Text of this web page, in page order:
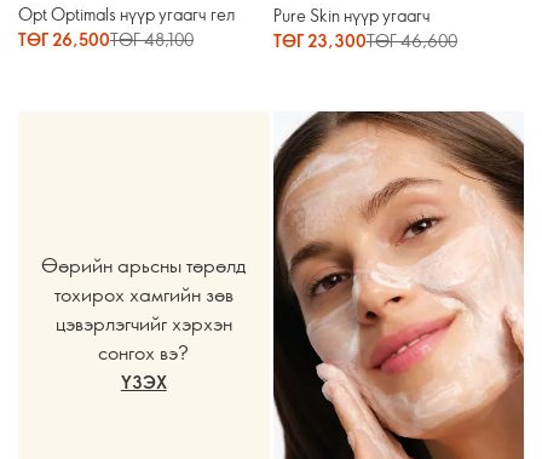
Opt Optimals нүүр угаагч гел
ТӨГ 26,500ТӨГ 48,100
Pure Skin нүүр угаагч
ТӨГ 23,300ТӨГ 46,600
Өөрийн арьсны төрөлд
тохирох хамгийн зөв
цэвэрлэгчийг хэрхэн
сонгох вэ?
ҮЗЭХ